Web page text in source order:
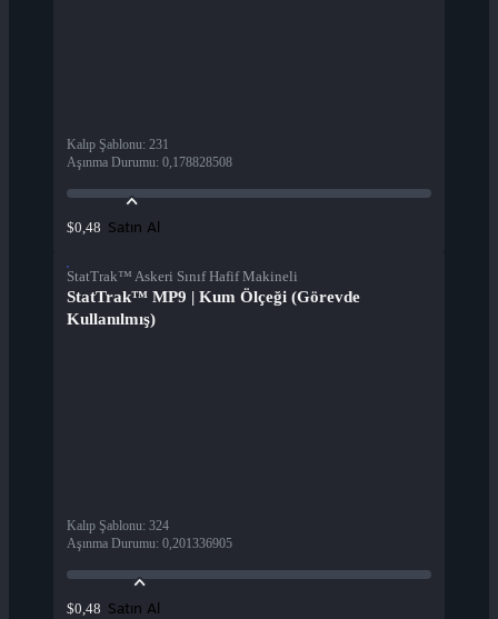
Kalıp Şablonu: 231
Aşınma Durumu: 0,178828508
$0,48 Satın Al
StatTrak™ Askeri Sınıf Hafif Makineli
StatTrak™ MP9 | Kum Ölçeği (Görevde
Kullanılmış)
Kalıp Şablonu: 324
Aşınma Durumu: 0,201336905
$0,48 Satın Al